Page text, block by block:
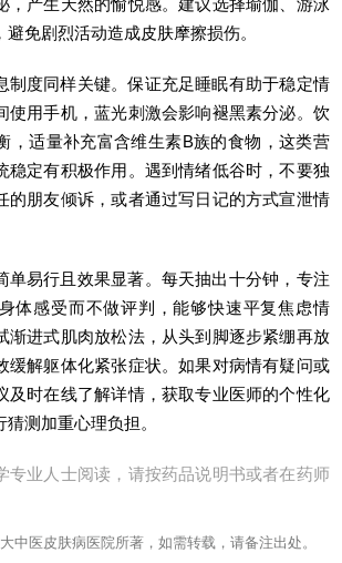
，产生天然的愉悦感。建议选择瑜伽、游泳
免剧烈活动造成皮肤摩擦损伤。
制度同样关键。保证充足睡眠有助于稳定情
使用手机，蓝光刺激会影响褪黑素分泌。饮
，适量补充富含维生素B族的食物，这类营
稳定有积极作用。遇到情绪低谷时，不要独
的朋友倾诉，或者通过写日记的方式宣泄情
单易行且效果显著。每天抽出十分钟，专注
体感受而不做评判，能够快速平复焦虑情
渐进式肌肉放松法，从头到脚逐步紧绷再放
缓解躯体化紧张症状。如果对病情有疑问或
及时在线了解详情，获取专业医师的个性化
测加重心理负担。
专业人士阅读，请按药品说明书或者在药师
中医皮肤病医院所著，如需转载，请备注出处。